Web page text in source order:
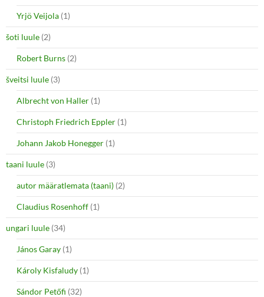
Yrjö Veijola (1)
šoti luule (2)
Robert Burns (2)
šveitsi luule (3)
Albrecht von Haller (1)
Christoph Friedrich Eppler (1)
Johann Jakob Honegger (1)
taani luule (3)
autor määratlemata (taani) (2)
Claudius Rosenhoff (1)
ungari luule (34)
János Garay (1)
Károly Kisfaludy (1)
Sándor Petőfi (32)